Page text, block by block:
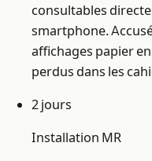
consultables
smartphone.
affichages papier
perdus dans les
2 jours
Installation MR